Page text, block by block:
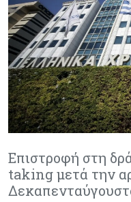
Επιστροφή στη
taking μετά την